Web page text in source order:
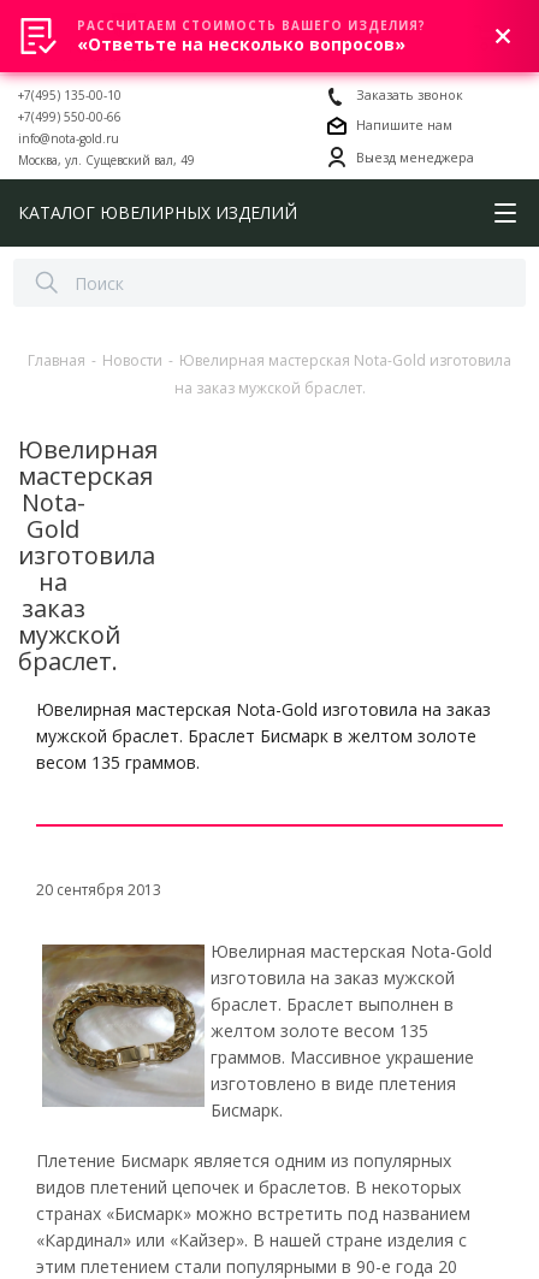
0
+7(495) 135-00-10
+7(499) 550-00-66
info@nota-gold.ru
Москва, ул. Сущевский вал, 49
Заказать звонок
Напишите нам
Выезд менеджера
КАТАЛОГ ЮВЕЛИРНЫХ ИЗДЕЛИЙ
Главная - Новости - Ювелирная мастерская Nota-Gold изготовила
на заказ мужской браслет.
Ювелирная
мастерская
Nota-
Gold
изготовила
на
заказ
мужской
браслет.
Ювелирная мастерская Nota-Gold изготовила на заказ
мужской браслет. Браслет Бисмарк в желтом золоте
весом 135 граммов.
20 сентября 2013
Ювелирная мастерская Nota-Gold
изготовила на заказ мужской
браслет. Браслет выполнен в
желтом золоте весом 135
граммов. Массивное украшение
изготовлено в виде плетения
Бисмарк.
Плетение Бисмарк является одним из популярных
видов плетений цепочек и браслетов. В некоторых
странах «Бисмарк» можно встретить под названием
«Кардинал» или «Кайзер». В нашей стране изделия с
этим плетением стали популярными в 90-е года 20
РАССЧИТАЕМ СТОИМОСТЬ ВАШЕГО ИЗДЕЛИЯ?
«Ответьте на несколько вопросов»